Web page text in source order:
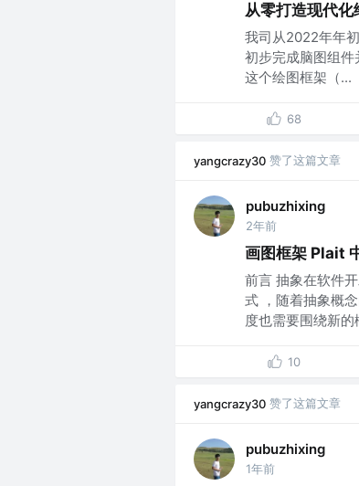
从零打造现代
我司从2022年年
初步完成脑图组
这个绘图框架（...
68
yangcrazy30 赞了这篇文章
pubuzhixing
2年前
画图框架 Plait
前言 抽象在软件
式 ，随着抽象概
度也需要围绕新的
10
yangcrazy30 赞了这篇文章
pubuzhixing
1年前